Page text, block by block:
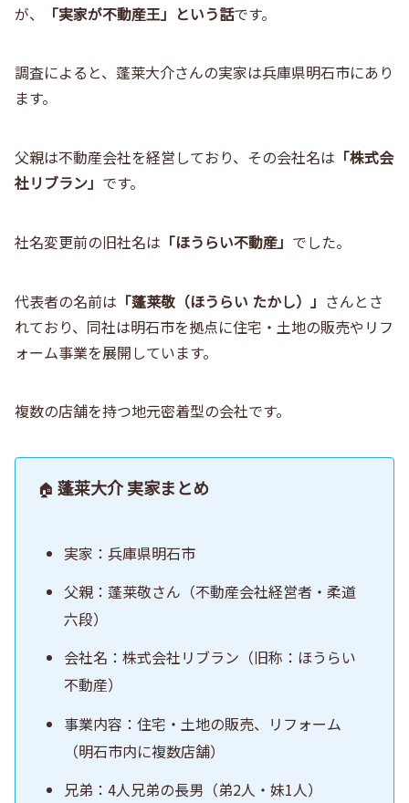
が、
「実家が不動産王」という話です。
調査によると、蓬莱大介さんの実家は兵庫県明石市にあり
ます。
父親は不動産会社を経営しており、その会社名は 「株式会
社リブラン」 です。
社名変更前の旧社名は 「ほうらい不動産」 でした。
代表者の名前は 「蓬莱敬（ほうらい たかし）」 さんとさ
れており、同社は明石市を拠点に住宅・土地の販売やリフ
ォーム事業を展開しています。
複数の店舗を持つ地元密着型の会社です。
🏠 蓬莱大介 実家まとめ
実家：兵庫県明石市
父親：蓬莱敬さん（不動産会社経営者・柔道
六段）
会社名：株式会社リブラン（旧称：ほうらい
不動産）
事業内容：住宅・土地の販売、リフォーム
（明石市内に複数店舗）
兄弟：4人兄弟の長男（弟2人・妹1人）